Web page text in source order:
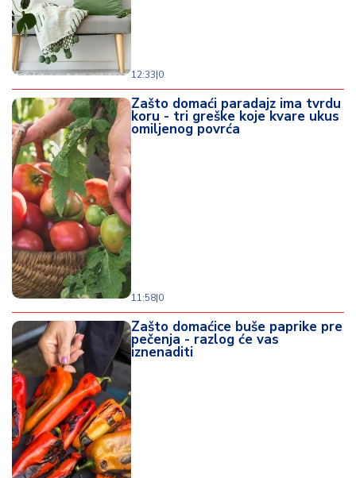
12:33|0
Zašto domaći paradajz ima tvrdu
koru - tri greške koje kvare ukus
omiljenog povrća
11:58|0
Zašto domaćice buše paprike pre
pečenja - razlog će vas
iznenaditi